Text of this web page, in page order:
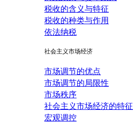
税收的含义与特征
税收的种类与作用
依法纳税
社会主义市场经济
市场调节的优点
市场调节的局限性
市场秩序
社会主义市场经济的特征
宏观调控